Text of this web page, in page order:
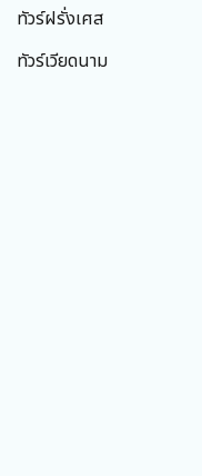
ทัวร์ฝรั่งเศส
ทัวร์เวียดนาม